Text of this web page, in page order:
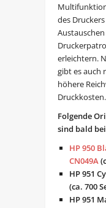
des
erleichtern.
gibt es auch
höhere
Druckkosten.
Folgende
sind bald
HP 950
CN049A
HP 951
(ca. 700
HP 951